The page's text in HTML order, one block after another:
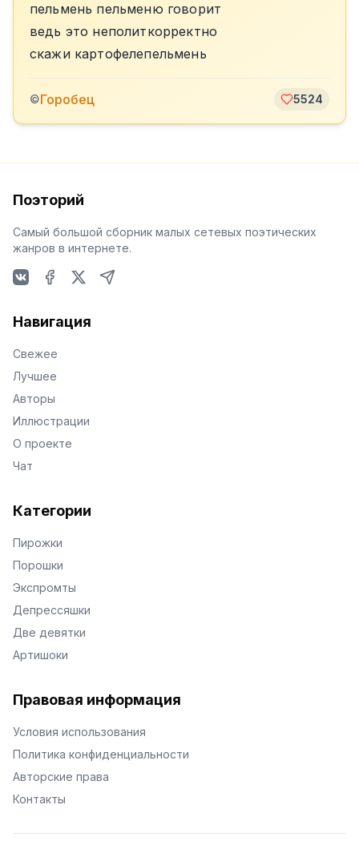
пельмень пельменю говорит
ведь это неполиткорректно
скажи картофелепельмень
©Горобец 5524
Поэторий
Самый большой сборник малых сетевых поэтических
жанров в интернете.
Навигация
Свежее
Лучшее
Авторы
Иллюстрации
О проекте
Чат
Категории
Пирожки
Порошки
Экспромты
Депрессяшки
Две девятки
Артишоки
Правовая информация
Условия использования
Политика конфиденциальности
Авторские права
Контакты